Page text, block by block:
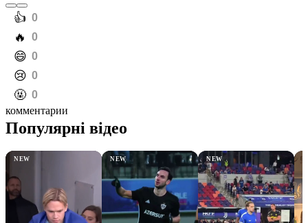
️👍 0
️🔥 0
️😄 0
️😢 0
️🤬 0
комментарии